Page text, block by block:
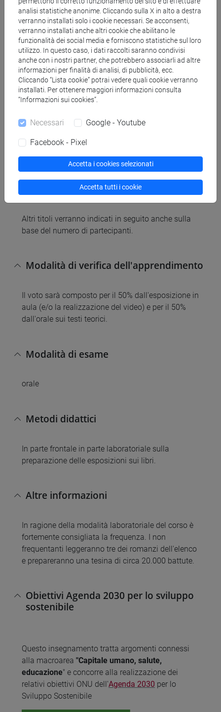
contemporaneo, Carocci, 2018, capp. 3-4.
Wu Ming, New Italian Epic, Einaudi, 2009
Ogni studente è tenuto a scegliere un romanzo da
presentare nella seguente lista:
S. Vinci, L'altra casa, Einaudi 2021
A. Moresco, Canto degli alberi, Aboca 2020
A. Pascale, La foglia di fico, Einaudi 2021
M. Peano, Morsi, Bompiani 2022
E. Macioci, Sfondate quella porte ed entrate nella
stanza buia, Terrarossa 2022
V. Galletta, Nina sull'argine, minimum fax 2021
G. Policastro, La parte di Malvasia, La nave di
Teseo 2021
Altri titoli verranno indicati in seguito anche sulla
base del numero di partecipanti.
Modalità di verifica dell'apprendimento
Il voto sarà composto per il 50% dall'esposizione in
aula (e/o la realizzazione del video) e per il 50%
dall'orale sui testi teorici.
Modalità di esame
orale
Metodi didattici
In parte frontale in parte laboratoriale sulla
preparazione delle esposizioni sui libri.
Altre informazioni
In ragione della modalità laboratoriale del corso è
fortemente consigliata la frequenza. I non
frequentanti leggeranno tre dei romanzi dell'elenco
e prepareranno una tesina di circa 20.000 battute.
Obiettivi Agenda 2030 per lo sviluppo
sostenibile
Questo insegnamento tratta argomenti connessi
alla macroarea "Capitale umano, salute,
educazione" e concorre alla realizzazione dei
relativi obiettivi ONU dell'Agenda 2030 per lo
Sviluppo Sostenibile
analisi statistiche anonime. Cliccando sulla X in alto a destra
verranno installati solo i cookie necessari. Se acconsenti,
verranno installati anche altri cookie che abilitano le
funzionalità dei social media e forniscono statistiche sul loro
utilizzo. In questo caso, i dati raccolti saranno condivisi
anche con i nostri partner, che potrebbero associarli ad altre
informazioni per finalità di analisi, di pubblicità, ecc.
Cliccando “Lista cookie” potrai vedere quali cookie verranno
installati. Per ottenere maggiori informazioni consulta
“Informazioni sui cookies”.
Necessari Google - Youtube
Facebook - Pixel
Accetta i cookies selezionati
Accetta tutti i cookie